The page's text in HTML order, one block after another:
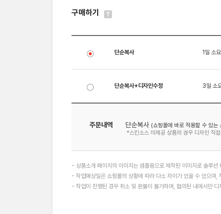
구매하기
단순복사 1일 소요
단순복사+디자인수정 3일 소
주문내역 단순복사 (쇼핑몰에 바로 적용할 수 있는
*스킨소스 미제공 상품의 경우 디자인 직
- 상품소개 페이지의 이미지는 샘플용으로 제작된 이미지로 솔루
- 작업예상일은 쇼핑몰의 상황에 따라 다소 차이가 있을 수 있으며,
- 작업이 진행된 경우 취소 및 환불이 불가하며, 협의된 내에서만 디